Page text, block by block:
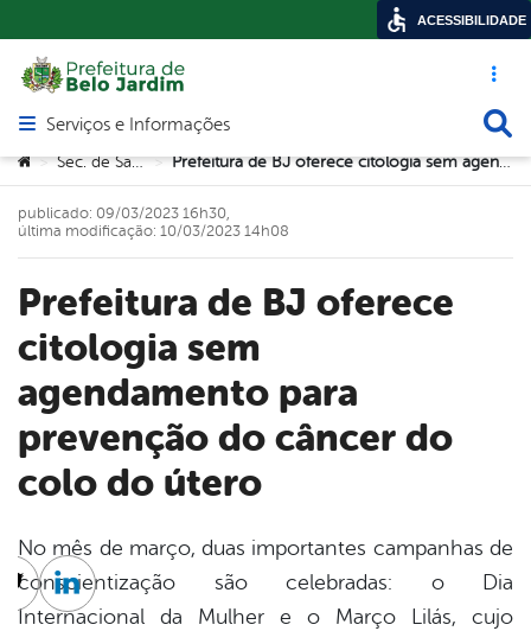
Acesso
Abrir menu principal de navegação
Serviços e Informações
Você está aqui:
> Sec. de Saúde > Prefeitura de BJ oferece citologia sem agendamento para prevenção do câncer do colo do útero
Prefeitura de BJ oferece
citologia sem
agendamento para
prevenção do câncer do
colo do útero
publicado: 09/03/2023 16h30,
última modificação: 10/03/2023 14h08
No mês de março, duas importantes campanhas de
conscientização são celebradas: o Dia
Internacional da Mulher e o Março Lilás, cujo
Twitter
Linkedin
ACESSIBILIDADE